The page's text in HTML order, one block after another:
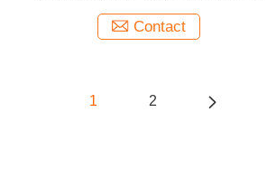
Contact
1 2